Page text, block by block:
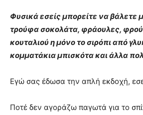
Φυσικά εσείς μπορείτε να βάλετε
τρούφα σοκολάτα, φράουλες,
κουταλιού η μόνο το σιρόπι από
κομματάκια μπισκότα και άλλα
Εγώ σας έδωσα την απλή εκδοχή,
Ποτέ δεν αγοράζω παγωτά για το